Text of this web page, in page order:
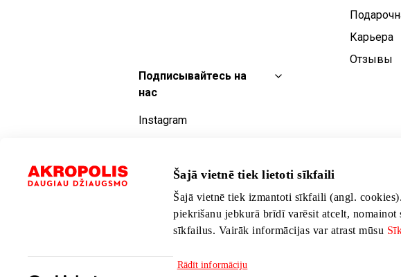
Šajā vietnē tiek lietoti sīkfaili
Šajā vietnē tiek izmantoti sīkfaili (angl.
piekrišanu jebkurā brīdī varēsit atcelt, nomainot
sīkfailus. Vairāk informācijas var atrast mūsu
Rādīt informāciju
Карьера
Отзывы
Подписывайтесь на
нас
Instagram
YouTube